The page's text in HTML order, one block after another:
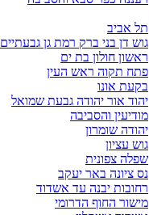
תל אביב
גוש דן בני ברק רמת גן גבעתיים
ראשון חולון בת ים
פתח תקוה ראש העין
בקעת אונו
יהוד אור יהודה גבעת שמואל
מודיעין והסביבה
יהודה שומרון
גוש עציון
שפלה צפונית
נס ציונה באר יעקב
רחובות יבנה עד אשדוד
מישור החוף הדרומי